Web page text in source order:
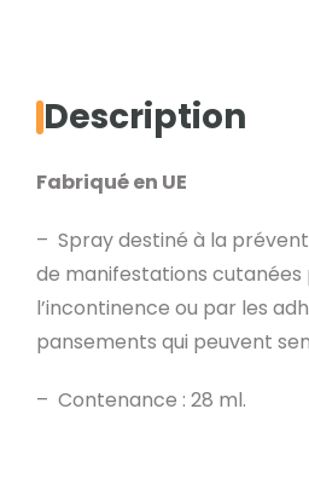
Description
Fabriqué en UE
– Spray destiné à la
de manifestations cutanées
l’incontinence ou par les
pansements qui peuvent
– Contenance : 28 ml.